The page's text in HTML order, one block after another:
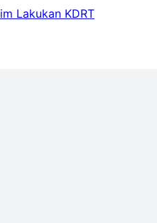
Lakukan KDRT